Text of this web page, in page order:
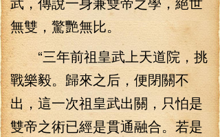
無雙，驚艷無比。
“三年前祖皇武上天道院，挑
戰樂毅。歸來之后，便閉關不
出，這一次祖皇武出關，只怕是
雙帝之術已經是貫通融合。若是